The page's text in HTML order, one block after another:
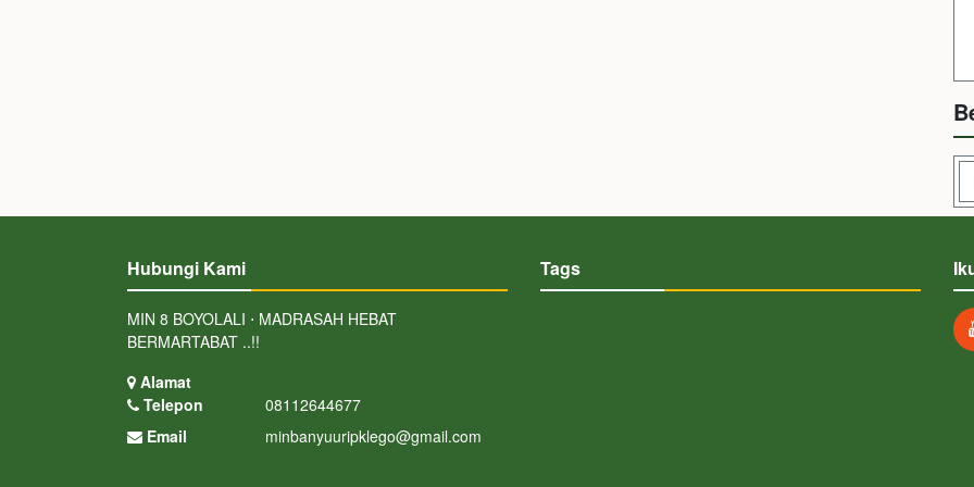
Hubungi Kami
MIN 8 BOYOLALI ⋅ MADRASAH HEBAT
BERMARTABAT ..!!
Alamat
Telepon
08112644677
Email
minbanyuuripklego@gmail.com
Tags